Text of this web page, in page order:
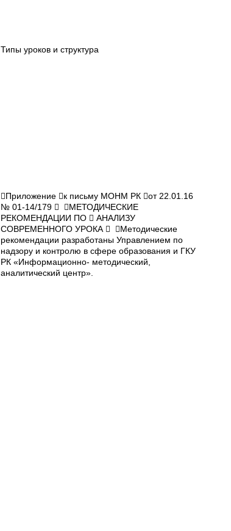
Типы уроков и структура
Приложение к письму МОНМ РК от 22.01.16
№ 01-14/179  МЕТОДИЧЕСКИЕ
РЕКОМЕНДАЦИИ ПО  АНАЛИЗУ
СОВРЕМЕННОГО УРОКА  Методические
рекомендации разработаны Управлением по
надзору и контролю в сфере образования и ГКУ
РК «Информационно- методический,
аналитический центр».